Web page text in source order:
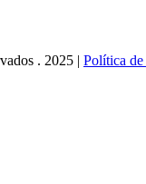
. 2025 | Política